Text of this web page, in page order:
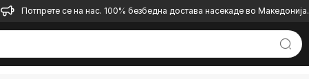
Потпрете се на нас. 100% безбедна достава насекаде во Македонија.